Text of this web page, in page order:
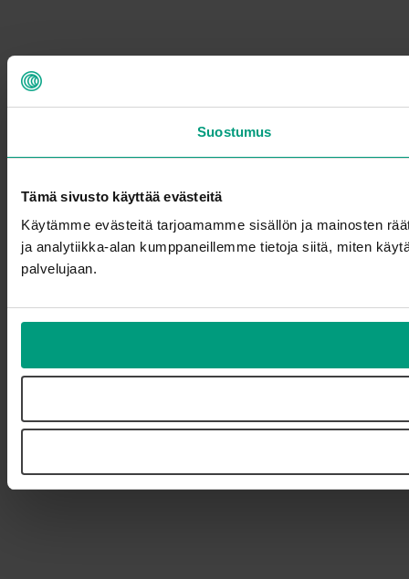
Suostumus
Tämä sivusto käyttää evästeitä
Käytämme evästeitä tarjoamamme sisällön ja mainosten
ja analytiikka-alan kumppaneillemme tietoja siitä, miten
palvelujaan.